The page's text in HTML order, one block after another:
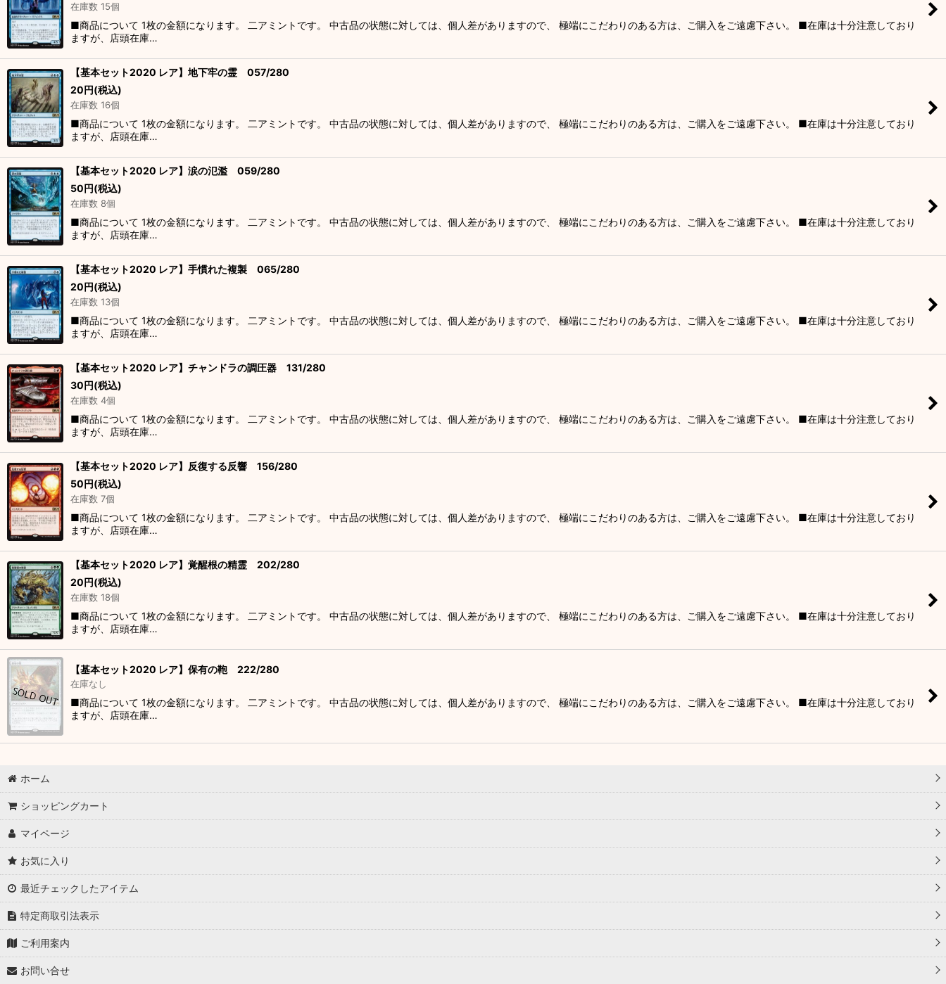
在庫数 15個
■商品について 1枚の金額になります。 二アミントです。 中古品の状態に対しては、個人差がありますので、 極端にこだわりのある方は、ご購入をご遠慮下さい。 ■在庫は十分注意しており
ますが、店頭在庫…
【基本セット2020 レア】地下牢の霊 057/280
20円(税込)
在庫数 16個
■商品について 1枚の金額になります。 二アミントです。 中古品の状態に対しては、個人差がありますので、 極端にこだわりのある方は、ご購入をご遠慮下さい。 ■在庫は十分注意しており
ますが、店頭在庫…
【基本セット2020 レア】涙の氾濫 059/280
50円(税込)
在庫数 8個
■商品について 1枚の金額になります。 二アミントです。 中古品の状態に対しては、個人差がありますので、 極端にこだわりのある方は、ご購入をご遠慮下さい。 ■在庫は十分注意しており
ますが、店頭在庫…
【基本セット2020 レア】手慣れた複製 065/280
20円(税込)
在庫数 13個
■商品について 1枚の金額になります。 二アミントです。 中古品の状態に対しては、個人差がありますので、 極端にこだわりのある方は、ご購入をご遠慮下さい。 ■在庫は十分注意しており
ますが、店頭在庫…
【基本セット2020 レア】チャンドラの調圧器 131/280
30円(税込)
在庫数 4個
■商品について 1枚の金額になります。 二アミントです。 中古品の状態に対しては、個人差がありますので、 極端にこだわりのある方は、ご購入をご遠慮下さい。 ■在庫は十分注意しており
ますが、店頭在庫…
【基本セット2020 レア】反復する反響 156/280
50円(税込)
在庫数 7個
■商品について 1枚の金額になります。 二アミントです。 中古品の状態に対しては、個人差がありますので、 極端にこだわりのある方は、ご購入をご遠慮下さい。 ■在庫は十分注意しており
ますが、店頭在庫…
【基本セット2020 レア】覚醒根の精霊 202/280
20円(税込)
在庫数 18個
■商品について 1枚の金額になります。 二アミントです。 中古品の状態に対しては、個人差がありますので、 極端にこだわりのある方は、ご購入をご遠慮下さい。 ■在庫は十分注意しており
ますが、店頭在庫…
【基本セット2020 レア】保有の鞄 222/280
在庫なし
■商品について 1枚の金額になります。 二アミントです。 中古品の状態に対しては、個人差がありますので、 極端にこだわりのある方は、ご購入をご遠慮下さい。 ■在庫は十分注意しており
ますが、店頭在庫…
ホーム
ショッピングカート
マイページ
お気に入り
最近チェックしたアイテム
特定商取引法表示
ご利用案内
お問い合せ